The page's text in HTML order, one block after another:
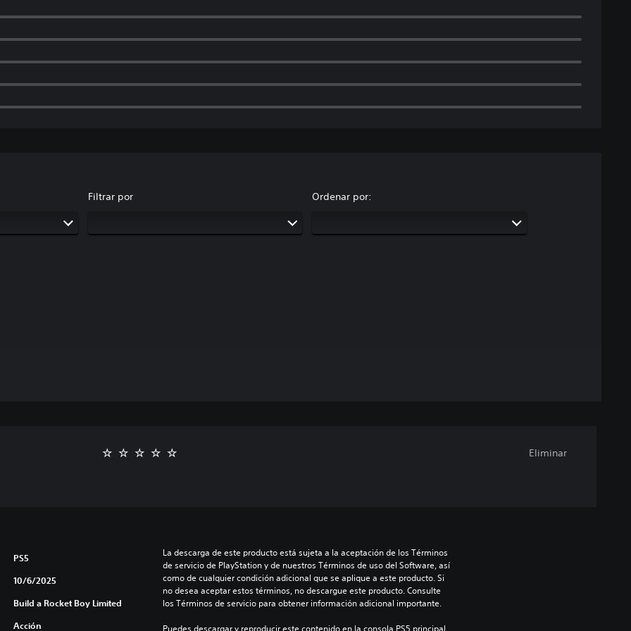
Filtrar por Ordenar por:
Eliminar
PS5
10/6/2025
Build a Rocket Boy Limited
Acción
La descarga de este producto está sujeta a la aceptación de los Términos
de servicio de PlayStation y de nuestros Términos de uso del Software, así
como de cualquier condición adicional que se aplique a este producto. Si
no desea aceptar estos términos, no descargue este producto. Consulte
los Términos de servicio para obtener información adicional importante.